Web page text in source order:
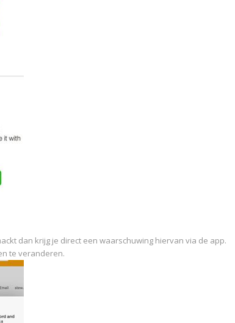
dan krijg je direct een waarschuwing hiervan via de app.
te veranderen.